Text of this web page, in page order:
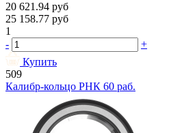
20 621.94 руб
25 158.77 руб
1
-
+
Купить
509
Калибр-кольцо РНК 60 раб.